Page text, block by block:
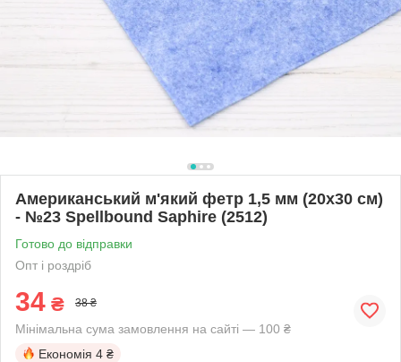
Американський м'який фетр 1,5 мм (20х30 см)
- №23 Spellbound Saphire (2512)
Готово до відправки
Опт і роздріб
34 ₴ 38 ₴
Мінімальна сума замовлення на сайті — 100 ₴
Економія 4 ₴